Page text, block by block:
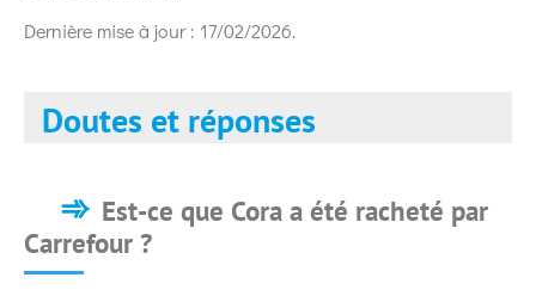
Dernière mise à jour : 17/02/2026.
Doutes et réponses
Est-ce que Cora a été racheté par
Carrefour ?